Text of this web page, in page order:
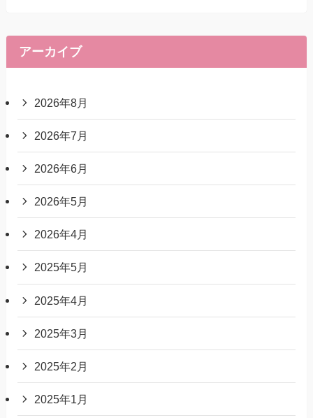
アーカイブ
2026年8月
2026年7月
2026年6月
2026年5月
2026年4月
2025年5月
2025年4月
2025年3月
2025年2月
2025年1月